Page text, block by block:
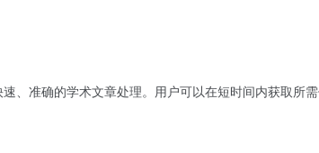
、准确的学术文章处理。用户可以在短时间内获取所需